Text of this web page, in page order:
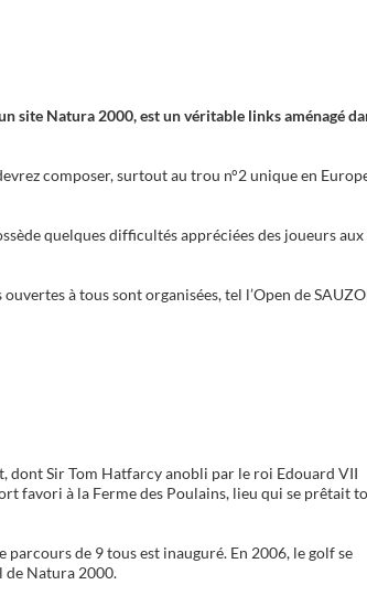
site Natura 2000, est un véritable links aménagé
composer, surtout au trou n°2 unique en
quelques difficultés appréciées des joueurs aux
à tous sont organisées, tel l’Open de
dont Sir Tom Hatfarcy anobli par le roi Edouard VII
favori à la Ferme des Poulains, lieu qui se prêtait
de 9 tous est inauguré. En 2006, le golf se
de Natura 2000.